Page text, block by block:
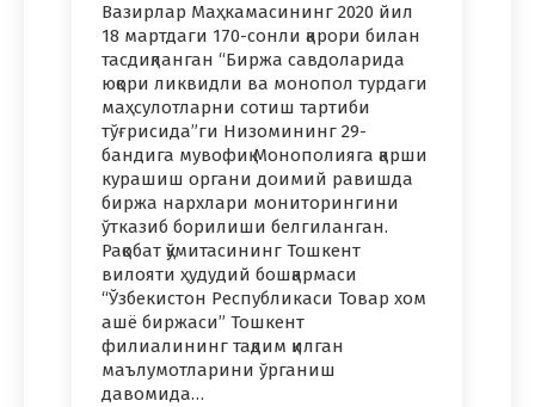
Вазирлар Маҳкамасининг 2020 йил
18 мартдаги 170-сонли қарори билан
тасдиқланган “Биржа савдоларида
юқори ликвидли ва монопол турдаги
маҳсулотларни сотиш тартиби
тўғрисида”ги Низомининг 29-
бандига мувофиқ Монополияга қарши
курашиш органи доимий равишда
биржа нархлари мониторингини
ўтказиб борилиши белгиланган.
Рақобат қўмитасининг Тошкент
вилояти ҳудудий бошқармаси
“Ўзбекистон Республикаси Товар хом
ашё биржаси” Тошкент
филиалининг тақдим қилган
маълумотларини ўрганиш
давомида…